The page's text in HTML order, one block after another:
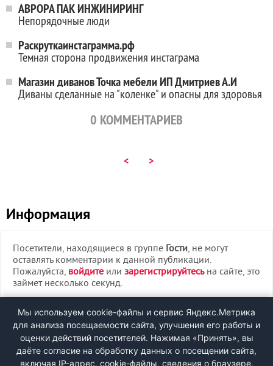
АВРОРА ПАК ИНЖИНИРИНГ
Непорядочные люди
Раскруткаинстаграмма.рф
Темная сторона продвижения инстаграма
Магазин диванов Точка мебели ИП Дмитриев А.И
Диваны сделанные на "коленке" и опасны для здоровья
0 КОММЕНТАРИЕВ
< >
Информация
Посетители, находящиеся в группе Гости, не могут
оставлять комментарии к данной публикации.
Пожалуйста, войдите или зарегистрируйтесьна сайте, это
займет несколько секунд.
ВХОД
РЕГИСТРАЦИЯ
Мы используем cookie-файлы и сервис Яндекс.Метрика
для анализа посещаемости сайта, улучшения его работы и
оценки действий посетителей. Нажимая «Принять», вы
даёте согласие на обработку данных о посещении сайта,
включая IP-адрес, cookie-файлы, сведения о браузере,